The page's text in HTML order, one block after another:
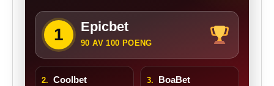
1 Epicbet
90 AV 100 POENG
2. Coolbet 3. BoaBet